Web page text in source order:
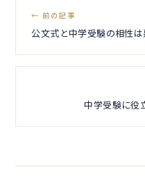
← 前の記事
公文式と中学受験の相性は
中学受験に役